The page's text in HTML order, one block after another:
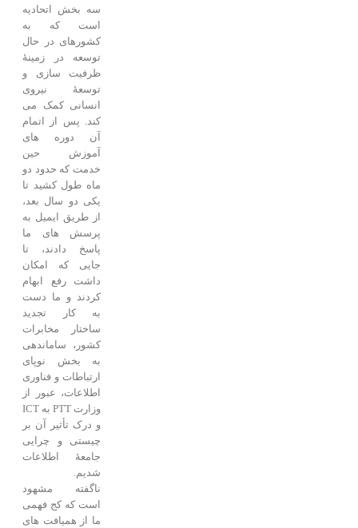
سه بخش اتحادیه
است که به
کشورهای در حال
توسعه در زمینۀ
ظرفیت سازی و
توسعۀ نیروی
انسانی کمک می
کند. پس از اتمام
آن دوره های
آموزش حین
خدمت که حدود دو
ماه طول کشید تا
یکی دو سال بعد،
از طریق ایمیل به
پرسش های ما
پاسخ دادند، تا
جایی که امکان
داشت رفع ابهام
کردند و ما دست
به کار تجدید
ساختار مخابرات
کشور، ساماندهی
به بخش نوپای
ارتباطات و فناوری
اطلاعات، عبور از
وزارت PTT به ICT
و درک تأثیر آن بر
چیستی و چرایی
جامعۀ اطلاعات
شدیم.
ناگفته مشهود
است که کج فهمی
ما از همیافت های